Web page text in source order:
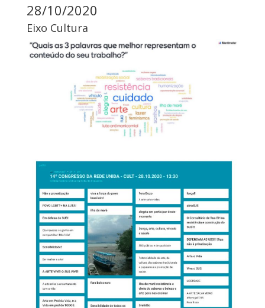
28/10/2020
Eixo Cultura